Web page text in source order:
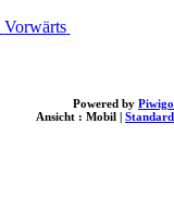
Vorwärts
Powered by Piwigo
Ansicht : Mobil | Standard